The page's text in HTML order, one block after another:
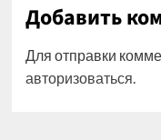
Добавить
Для отправки
авторизоваться.